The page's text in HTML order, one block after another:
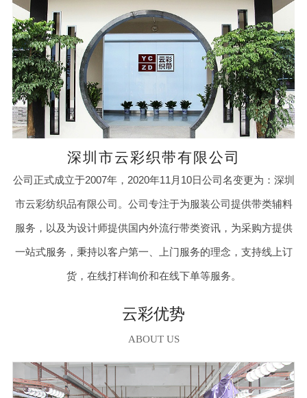
深圳市云彩织带有限公司
公司正式成立于2007年，2020年11月10日公司名变更为：深圳
市云彩纺织品有限公司。公司专注于为服装公司提供带类辅料
服务，以及为设计师提供国内外流行带类资讯，为采购方提供
一站式服务，秉持以客户第一、上门服务的理念，支持线上订
货，在线打样询价和在线下单等服务。
云彩优势
ABOUT US